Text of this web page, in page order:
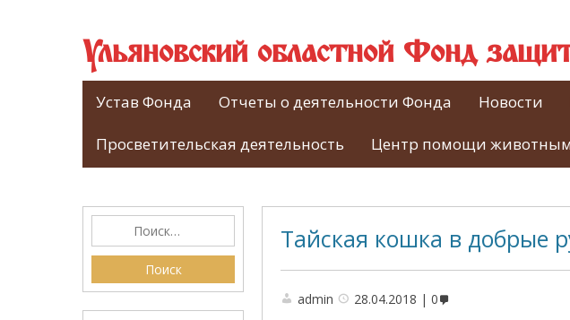
Ульяновский областной Фонд
Устав Фонда Отчеты о деятельности Фонда Новости
Просветительская деятельность Центр помощи
Тайская кошка в добрые
admin 28.04.2018 0